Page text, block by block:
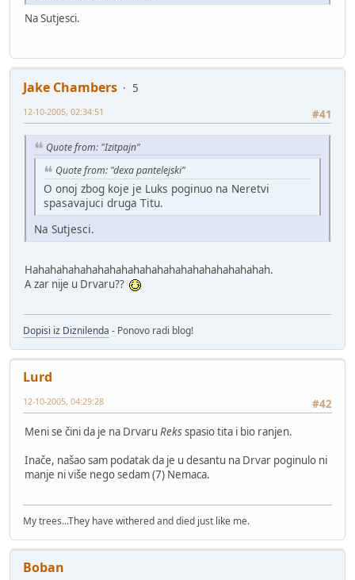
Na Sutjesci.
Jake Chambers
5
#41
12-10-2005, 02:34:51
Quote from: "Izitpajn"
Quote from: "dexa pantelejski"
O onoj zbog koje je Luks poginuo na Neretvi
spasavajuci druga Titu.
Na Sutjesci.
Hahahahahahahahahahahahahahahahahahahahah.
A zar nije u Drvaru??
Dopisi iz Diznilenda - Ponovo radi blog!
Lurd
#42
12-10-2005, 04:29:28
Meni se čini da je na Drvaru Reksspasio tita i bio ranjen.
Inače, našao sam podatak da je u desantu na Drvar poginulo ni
manje ni više nego sedam (7) Nemaca.
My trees...They have withered and died just like me.
Boban